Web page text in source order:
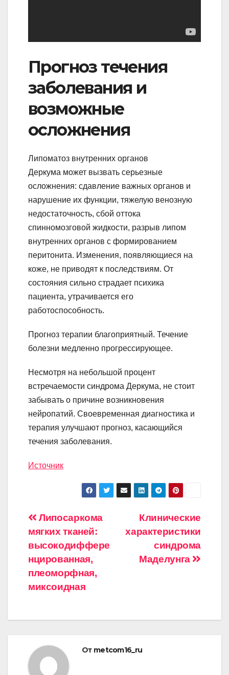
Прогноз течения
заболевания и
возможные
осложнения
Липоматоз внутренних органов
Деркума может вызвать серьезные
осложнения: сдавление важных органов и
нарушение их функции, тяжелую венозную
недостаточность, сбой оттока
спинномозговой жидкости, разрыв липом
внутренних органов с формированием
перитонита. Изменения, появляющиеся на
коже, не приводят к последствиям. От
состояния сильно страдает психика
пациента, утрачивается его
работоспособность.
Прогноз терапии благоприятный. Течение
болезни медленно прогрессирующее.
Несмотря на небольшой процент
встречаемости синдрома Деркума, не стоит
забывать о причине возникновения
нейропатий. Своевременная диагностика и
терапия улучшают прогноз, касающийся
течения заболевания.
Источник
Навигация
по
записям
Клинические
характеристики
синдрома
Маделунга
Липосаркома
мягких тканей:
высокодиффере
нцированная,
плеоморфная,
миксоидная
От metcom16_ru